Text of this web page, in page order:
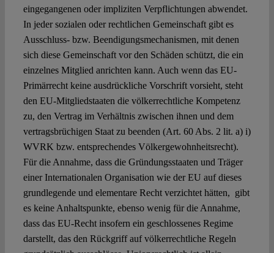
eingegangenen oder impliziten Verpflichtungen abwendet.
In jeder sozialen oder rechtlichen Gemeinschaft gibt es
Ausschluss- bzw. Beendigungsmechanismen, mit denen
sich diese Gemeinschaft vor den Schäden schützt, die ein
einzelnes Mitglied anrichten kann. Auch wenn das EU-
Primärrecht keine ausdrückliche Vorschrift vorsieht, steht
den EU-Mitgliedstaaten die völkerrechtliche Kompetenz
zu, den Vertrag im Verhältnis zwischen ihnen und dem
vertragsbrüchigen Staat zu beenden (Art. 60 Abs. 2 lit. a) i)
WVRK bzw. entsprechendes Völkergewohnheitsrecht).
Für die Annahme, dass die Gründungsstaaten und Träger
einer Internationalen Organisation wie der EU auf dieses
grundlegende und elementare Recht verzichtet hätten, gibt
es keine Anhaltspunkte, ebenso wenig für die Annahme,
dass das EU-Recht insofern ein geschlossenes Regime
darstellt, das den Rückgriff auf völkerrechtliche Regeln